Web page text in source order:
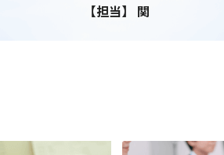
【担当】 関